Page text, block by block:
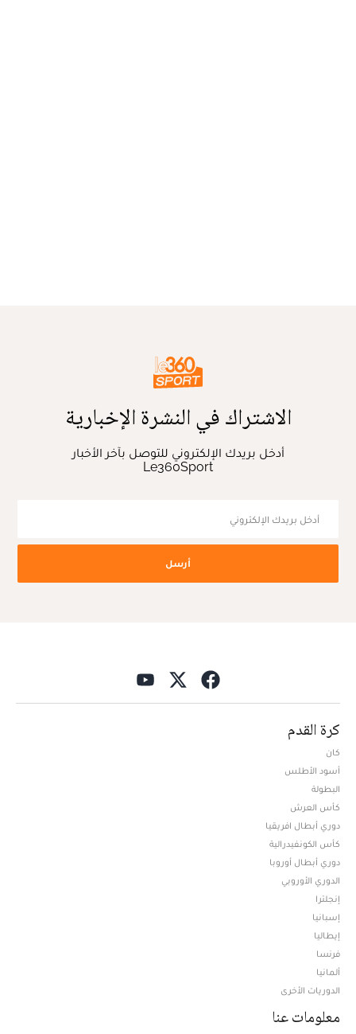
الاشتراك في النشرة الإخبارية
أدخل بريدك الإلكتروني للتوصل بآخر الأخبار
Le360Sport
أرسل
كرة القدم
كان
أسود الأطلس
البطولة
كأس العرش
دوري أبطال افريقيا
كأس الكونفيدرالية
دوري أبطال أوروبا
الدوري الأوروبي
إنجلترا
إسبانيا
إيطاليا
فرنسا
ألمانيا
الدوريات الأخرى
معلومات عنا